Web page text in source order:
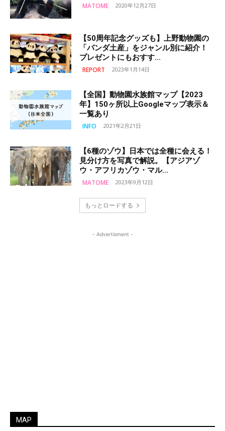
MATOME 2020年12月27日
【50周年記念グッズも】上野動物園の
「パンダ土産」をジャンル別に紹介！
プレゼントにもおすす...
REPORT 2023年1月14日
【全国】動物園水族館マップ【2023
年】150ヶ所以上Googleマップ表示＆
一覧あり
INFO 2021年2月21日
【6種のゾウ】日本では全種に会える！
見分け方を写真で解説。【アジアゾ
ウ・アフリカゾウ・マル...
MATOME 2023年9月12日
もっとロードする
- Advertisment -
MAP